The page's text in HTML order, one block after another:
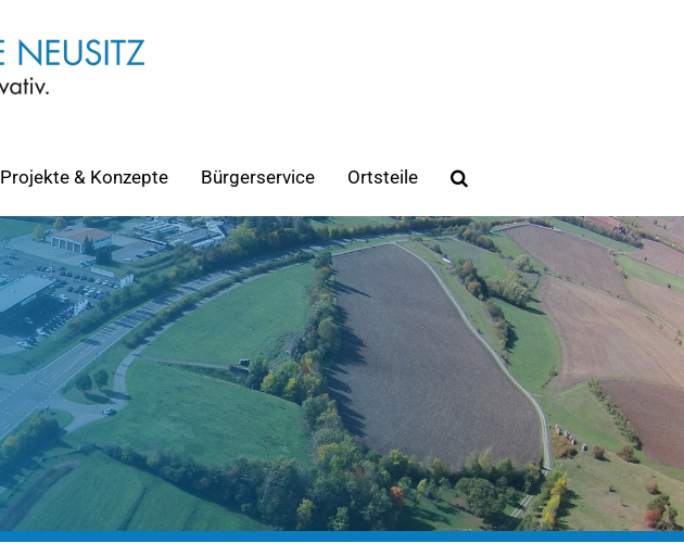
Projekte & Konzepte Bürgerservice Ortsteile